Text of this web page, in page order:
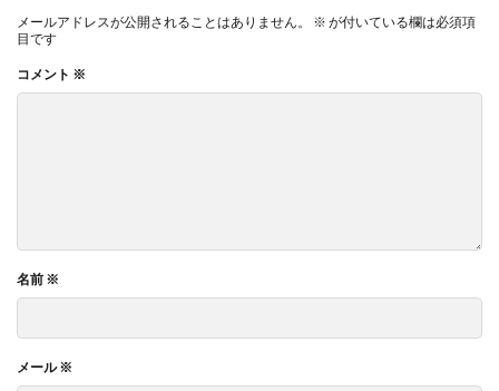
メールアドレスが公開されることはありません。 ※ が付いている欄は必須項
目です
コメント ※
名前 ※
メール※